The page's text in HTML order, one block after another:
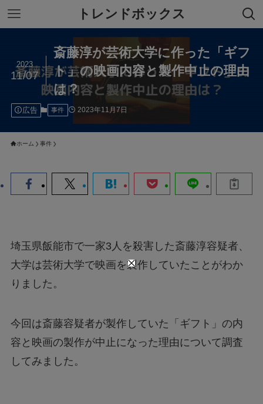
トレンドボックス
斎藤淳が芸術大学に作った「ギフ
ト」の映画内容と製作中止の理由
は？
2023
11/07
広告 事件 2023年11月7日
ホーム 事件
埼玉県飯能市で一家3人を殺害した斎藤淳容疑者、
大学は芸術大学で映画を製作していたことがわか
りました。
今回は斎藤容疑者が製作していた「ギフト」の内
容と映画の製作が中止になった理由について調査
してみました。